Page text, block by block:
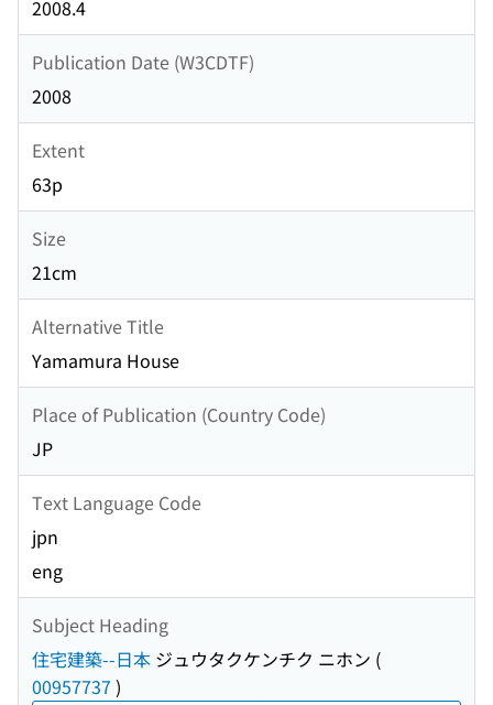
2008.4
Publication Date (W3CDTF)
2008
Extent
63p
Size
21cm
Alternative Title
Yamamura House
Place of Publication (Country Code)
JP
Text Language Code
jpn
eng
Subject Heading
住宅建築--日本 ジュウタクケンチク ニホン (
00957737 )